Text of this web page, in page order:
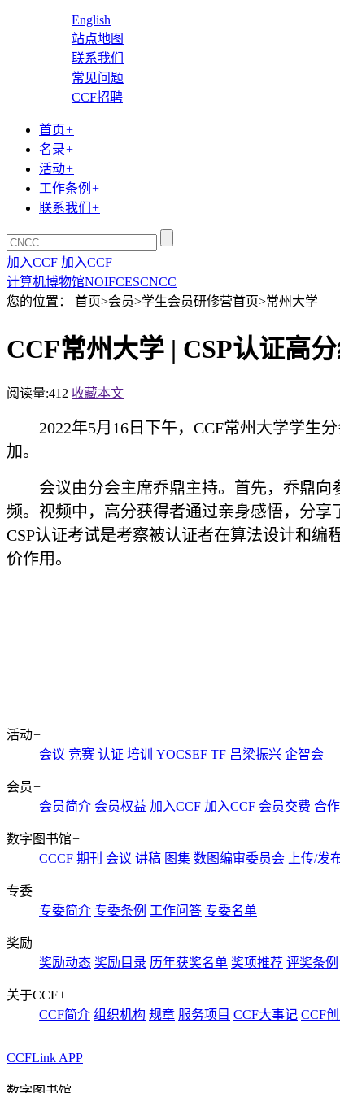
English
站点地图
联系我们
常见问题
CCF招聘
首页+
名录+
活动+
工作条例 +
联系我们 +
加入CCF 加入CCF
计算机博物馆NOIFCESCNCC
您的位置： 首页>会员>学生会员研修营首页>常州大学
CCF常州大学 | CSP认证高
阅读量:412 收藏本文
2022年5月16日下午，CCF常州大学学生
加。
会议由分会主席乔鼎主持。首先，乔鼎向
频。视频中，高分获得者通过亲身感悟，分享
CSP认证考试是考察被认证者在算法设计和编
价作用。
活动+
会议 竞赛 认证 培训 YOCSEF TF 吕梁振兴 企智会
会员+
会员简介 会员权益 加入CCF 加入CCF 会员交费 合
数字图书馆+
CCCF 期刊 会议 讲稿 图集 数图编审委员会 上传/发
专委+
专委简介 专委条例 工作问答 专委名单
奖励+
奖励动态 奖励目录 历年获奖名单 奖项推荐 评奖条例
关于CCF+
CCF简介 组织机构 规章 服务项目 CCF大事记 CCF
CCFLink APP